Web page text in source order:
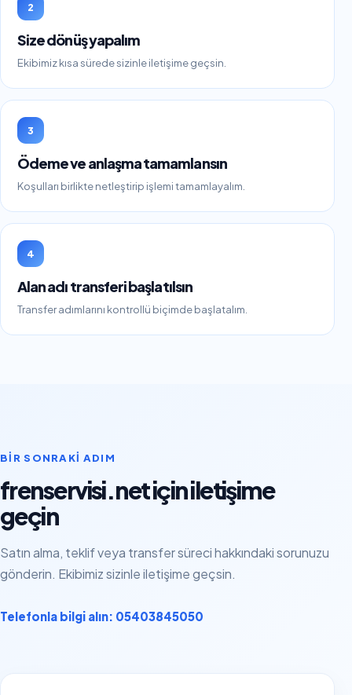
2
Size dönüş yapalım
Ekibimiz kısa sürede sizinle iletişime geçsin.
3
Ödeme ve anlaşma tamamlansın
Koşulları birlikte netleştirip işlemi tamamlayalım.
4
Alan adı transferi başlatılsın
Transfer adımlarını kontrollü biçimde başlatalım.
BIR SONRAKI ADIM
frenservisi.net için iletişime
geçin
Satın alma, teklif veya transfer süreci hakkındaki sorunuzu
gönderin. Ekibimiz sizinle iletişime geçsin.
Telefonla bilgi alın: 05403845050